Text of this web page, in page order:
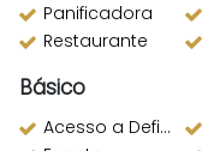
Panificadora
Restaurante
Básico
Acesso a Deficientes